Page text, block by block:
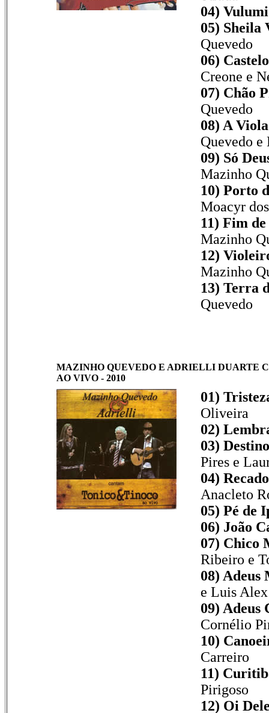
04)
05) Sheila
Quevedo
06)
Creone e
07) Chão
Quevedo
08) A
Quevedo
09) Só
Mazinho
10) Porto
Moacyr
11) Fim
Mazinho
12)
Mazinho
13) Terra
Quevedo
MAZINHO QUEVEDO E ADRIELLI DUARTE
AO VIVO - 2010
01)
Oliveira
02)
03)
Pires e
04)
Anacleto
05) Pé de
06) João
07) Chico
Ribeiro e
08) Adeus
e Luis Alex
09) Adeus
Cornélio
10)
Carreiro
11)
Pirigoso
12) Oi